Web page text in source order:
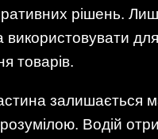
рішень.
використовувати для
товарів.
залишається
Водій